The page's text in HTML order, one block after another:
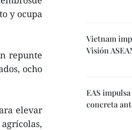
y ocupa
repunte
ocho
elevar
Vietnam
Visión
EAS
concreta